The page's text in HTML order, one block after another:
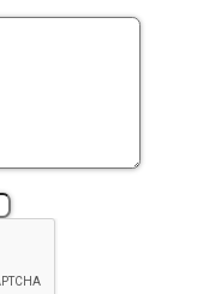
Surel